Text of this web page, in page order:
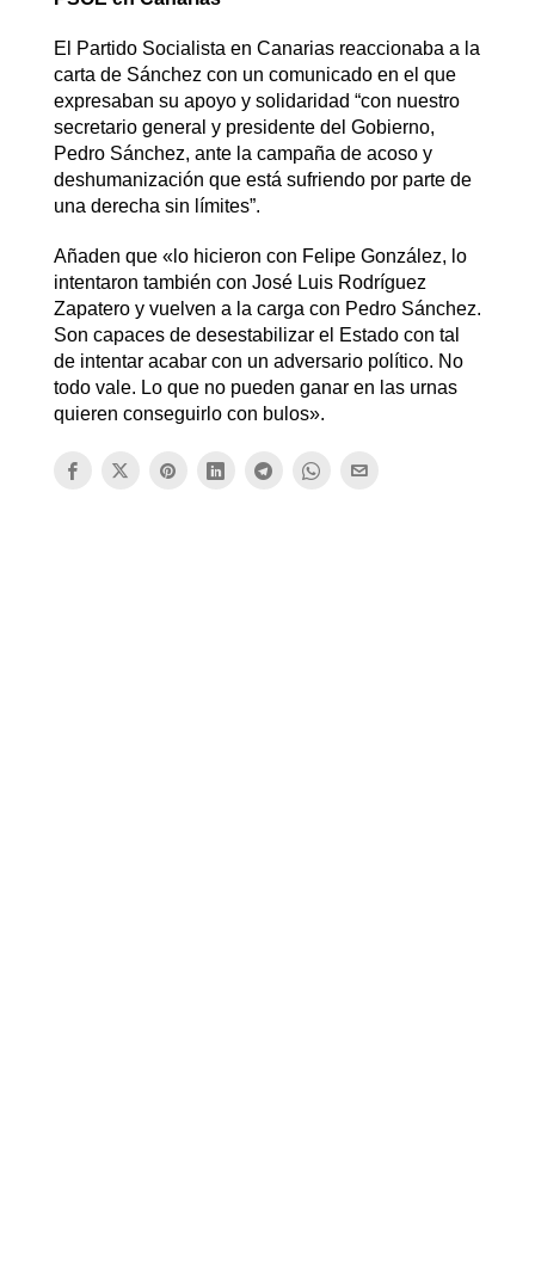
El Partido Socialista en Canarias reaccionaba a la
carta de Sánchez con un comunicado en el que
expresaban su apoyo y solidaridad “con nuestro
secretario general y presidente del Gobierno,
Pedro Sánchez, ante la campaña de acoso y
deshumanización que está sufriendo por parte de
una derecha sin límites”.
Añaden que «lo hicieron con Felipe González, lo
intentaron también con José Luis Rodríguez
Zapatero y vuelven a la carga con Pedro Sánchez.
Son capaces de desestabilizar el Estado con tal
de intentar acabar con un adversario político. No
todo vale. Lo que no pueden ganar en las urnas
quieren conseguirlo con bulos».